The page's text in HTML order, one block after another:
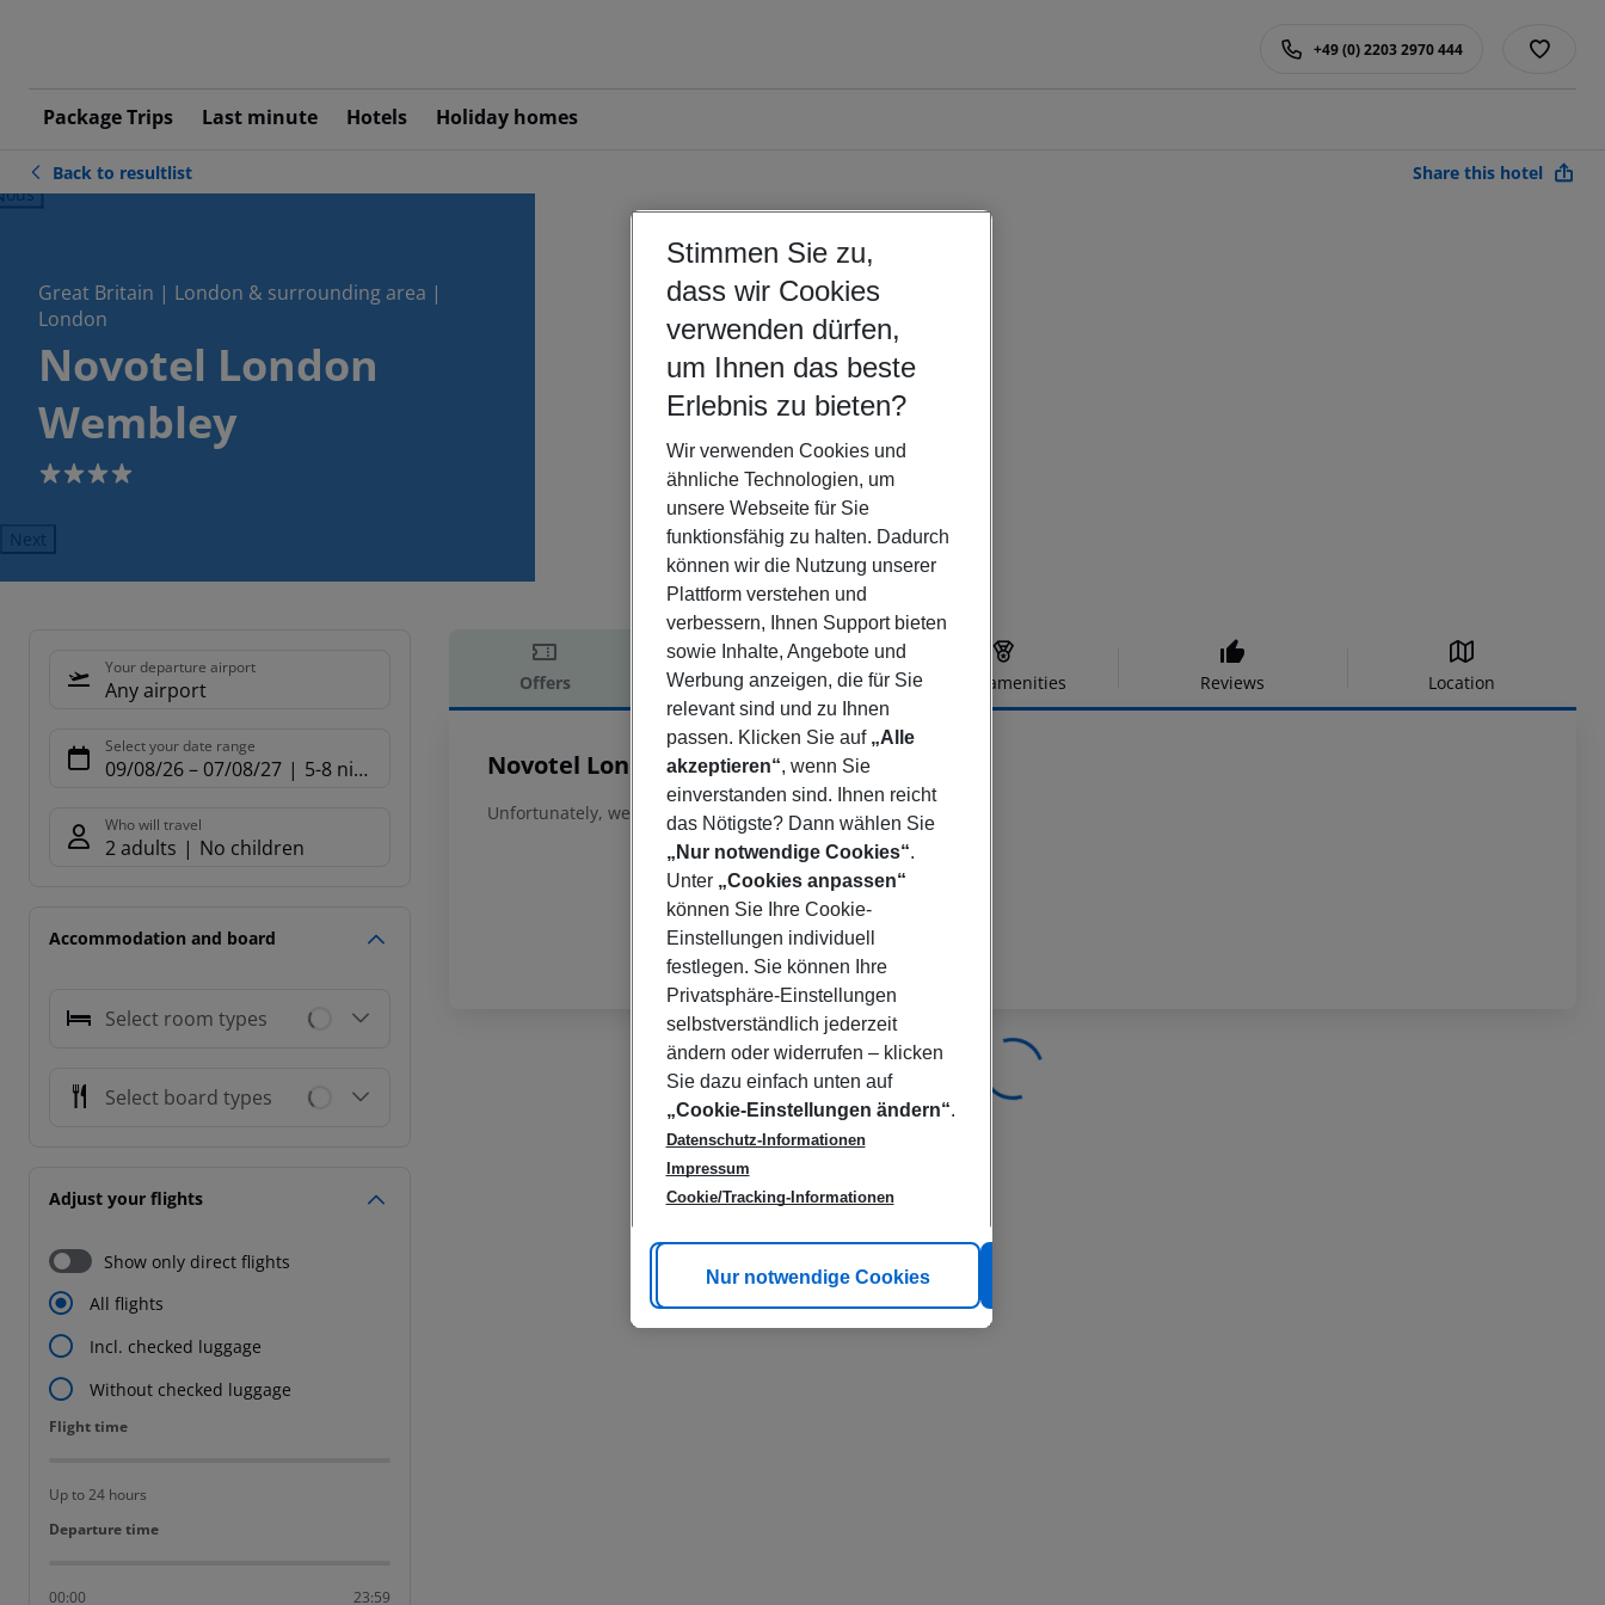
Package Trips Last minute Hotels Holiday homes
+49 (0) 2203 2970 444
Back to resultlist Share this hotel
Great Britain | London & surrounding area |
London
Novotel London
Wembley
4
Next
Your departure airport
Any airport
Select your date range
09/08/26– 07/08/27 5-8 nights
Who will travel
2 adults No children
Accommodation and board
Select room types
Select board types
Adjust your flights
Show only direct flights
All flights
Incl. checked luggage
Without checked luggage
Flight time
Flight time
Up to 24 hours
Departure time
Departure time
00:00 23:59
Offers Offer description Hotel amenities Reviews Location
Offer description
Novotel London Wembley
4
Unfortunately, we do not have any description available
Stimmen Sie zu,
dass wir Cookies
verwenden dürfen,
um Ihnen das beste
Erlebnis zu bieten?
Wir verwenden Cookies und
ähnliche Technologien, um
unsere Webseite für Sie
funktionsfähig zu halten. Dadurch
können wir die Nutzung unserer
Plattform verstehen und
verbessern, Ihnen Support bieten
sowie Inhalte, Angebote und
Werbung anzeigen, die für Sie
relevant sind und zu Ihnen
passen. Klicken Sie auf „Alle
akzeptieren“, wenn Sie
einverstanden sind. Ihnen reicht
das Nötigste? Dann wählen Sie
„Nur notwendige Cookies“.
Unter „Cookies anpassen“
können Sie Ihre Cookie-
Einstellungen individuell
festlegen. Sie können Ihre
Privatsphäre-Einstellungen
selbstverständlich jederzeit
ändern oder widerrufen – klicken
Sie dazu einfach unten auf
„Cookie-Einstellungen ändern“.
Datenschutz-Informationen
Impressum
Cookie/Tracking-Informationen
Cookie anpassen
Nur notwendige Cookies